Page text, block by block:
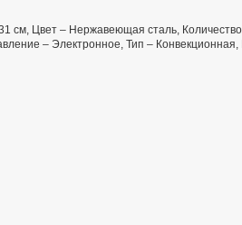
см, Цвет – Нержавеющая сталь,
– Электронное, Тип –